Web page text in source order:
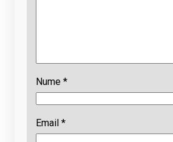
Nume *
Email *